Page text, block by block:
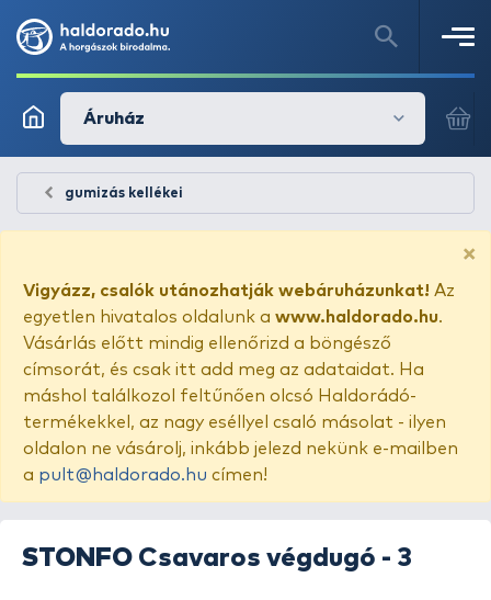
Áruház
gumizás kellékei
×
Vigyázz, csalók utánozhatják webáruházunkat! Az
egyetlen hivatalos oldalunk a www.haldorado.hu.
Vásárlás előtt mindig ellenőrizd a böngésző
címsorát, és csak itt add meg az adataidat. Ha
máshol találkozol feltűnően olcsó Haldorádó-
termékekkel, az nagy eséllyel csaló másolat - ilyen
oldalon ne vásárolj, inkább jelezd nekünk e-mailben
a pult@haldorado.hu címen!
STONFO Csavaros végdugó - 3